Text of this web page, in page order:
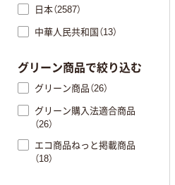
日本（2587）
中華人民共和国（13）
グリーン商品で絞り込む
グリーン商品（26）
グリーン購入法適合商品
（26）
エコ商品ねっと掲載商品
（18）